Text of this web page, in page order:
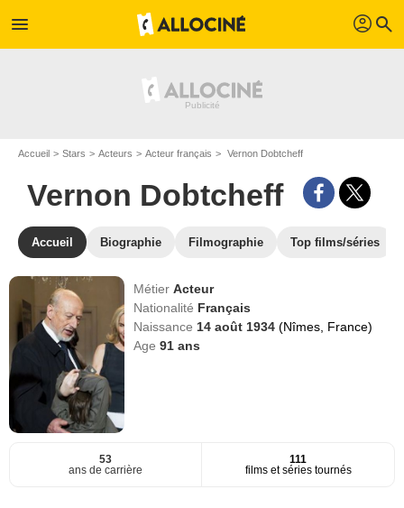
menu profil search
Accueil Stars Acteurs Acteur français Vernon Dobtcheff
Vernon Dobtcheff
Accueil Biographie Filmographie Top films/séries
MétierActeur
Nationalité Français
Naissance 14 août 1934(Nîmes, France)
Age91 ans
53
ans de carrière
111
films et séries tournés